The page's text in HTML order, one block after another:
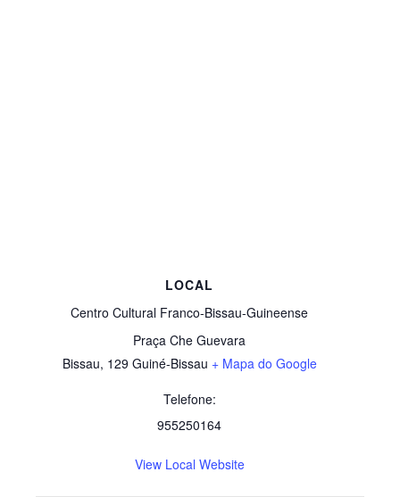
LOCAL
Centro Cultural Franco-Bissau-Guineense
Praça Che Guevara
Bissau, 129 Guiné-Bissau + Mapa do Google
Telefone:
955250164
View Local Website